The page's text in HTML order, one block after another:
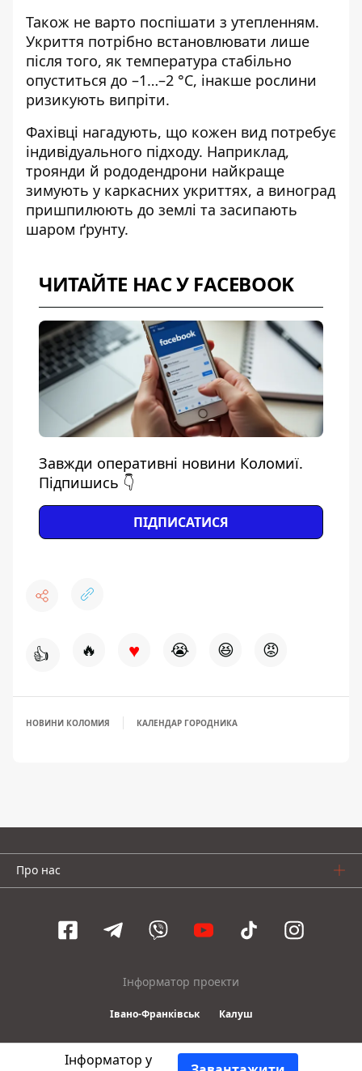
Також не варто поспішати з утепленням.
Укриття потрібно встановлювати лише
після того, як температура стабільно
опуститься до –1…–2 °C, інакше рослини
ризикують випріти.
Фахівці нагадують, що кожен вид потребує
індивідуального підходу. Наприклад,
троянди й рододендрони найкраще
зимують у каркасних укриттях, а виноград
пришпилюють до землі та засипають
шаром ґрунту.
ЧИТАЙТЕ НАС У FACEBOOK
Завжди оперативні новини Коломиї.
Підпишись 👇
ПІДПИСАТИСЯ
👍 🔥 ♥ 😭 😆 😡
НОВИНИ КОЛОМИЯ КАЛЕНДАР ГОРОДНИКА
Про нас
Інформатор проекти
Івано-Франківськ Калуш
© 2016-2026 Informator
Інформатор у